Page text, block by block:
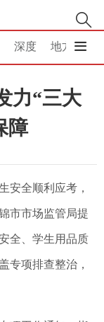
深度 地方
力“三大
障
安全顺利应考，
市市场监管局提
全、学生用品质
专项排查整治，